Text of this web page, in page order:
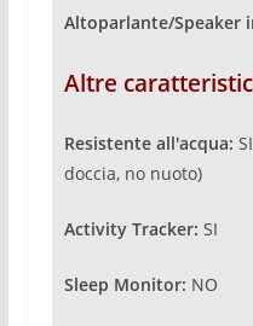
Altoparlante/Speaker
Altre
Resistente all'acqua:
doccia, no nuoto)
Activity Tracker: SI
Sleep Monitor: NO